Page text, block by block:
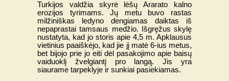
Turkijos valdžia skyrė lėšų Ararato kalno
erozijos tyrimams. Jų metu buvo rastas
milžiniškas ledyno dengiamas daiktas iš
nepaprastai tamsaus medžio. Išgręžus skylę
nustatyta, kad jo storis apie 4,5 m. Apklausus
vietinius paaiškėjo, kad jie jį matė 6-ius metus,
bet bijojo prie jo eiti dėl pasakojimo apie baisų
vaiduoklį žvelgiantį pro langą. Jis yra
siaurame tarpeklyje ir sunkiai pasiekiamas.